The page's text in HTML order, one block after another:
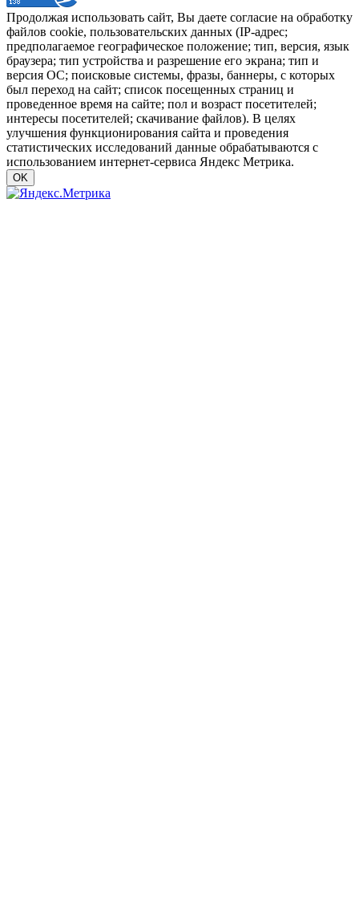
Продолжая использовать сайт, Вы даете согласие на обработку
файлов cookie, пользовательских данных (IP-адрес;
предполагаемое географическое положение; тип, версия, язык
браузера; тип устройства и разрешение его экрана; тип и
версия ОС; поисковые системы, фразы, баннеры, с которых
был переход на сайт; список посещенных страниц и
проведенное время на сайте; пол и возраст посетителей;
интересы посетителей; скачивание файлов). В целях
улучшения функционирования сайта и проведения
статистических исследований данные обрабатываются с
использованием интернет-сервиса Яндекс Метрика.
OK